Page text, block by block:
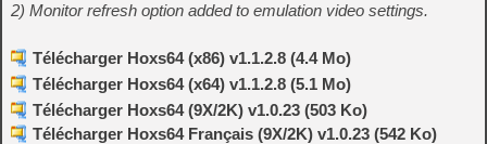
2) Monitor refresh option added to emulation video settings.
Télécharger Hoxs64 (x86) v1.1.2.8 (4.4 Mo)
Télécharger Hoxs64 (x64) v1.1.2.8 (5.1 Mo)
Télécharger Hoxs64 (9X/2K) v1.0.23 (503 Ko)
Télécharger Hoxs64 Français (9X/2K) v1.0.23 (542 Ko)